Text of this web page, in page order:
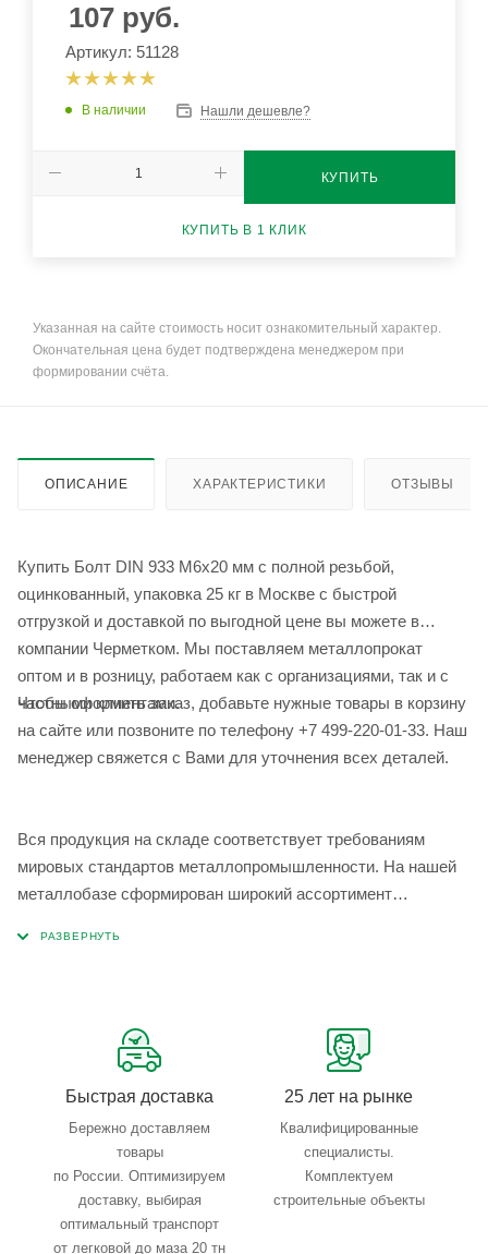
107 руб.
Артикул: 51128
В наличии Нашли дешевле?
КУПИТЬ
КУПИТЬ В 1 КЛИК
Указанная на сайте стоимость носит ознакомительный характер.
Окончательная цена будет подтверждена менеджером при
формировании счёта.
ОПИСАНИЕ ХАРАКТЕРИСТИКИ ОТЗЫВЫ
Купить Болт DIN 933 М6х20 мм с полной резьбой,
оцинкованный, упаковка 25 кг в Москве с быстрой
отгрузкой и доставкой по выгодной цене вы можете в
компании Черметком. Мы поставляем металлопрокат
оптом и в розницу, работаем как с организациями, так и с
частными клиентами.
Чтобы оформить заказ, добавьте нужные товары в корзину
на сайте или позвоните по телефону +7 499-220-01-33. Наш
менеджер свяжется с Вами для уточнения всех деталей.
Вся продукция на складе соответствует требованиям
мировых стандартов металлопромышленности. На нашей
металлобазе сформирован широкий ассортимент
Быстрая доставка
Бережно доставляем
товары
по России. Оптимизируем
доставку, выбирая
оптимальный транспорт
от легковой до маза 20 тн
25 лет на рынке
Квалифицированные
специалисты.
Комплектуем
строительные объекты